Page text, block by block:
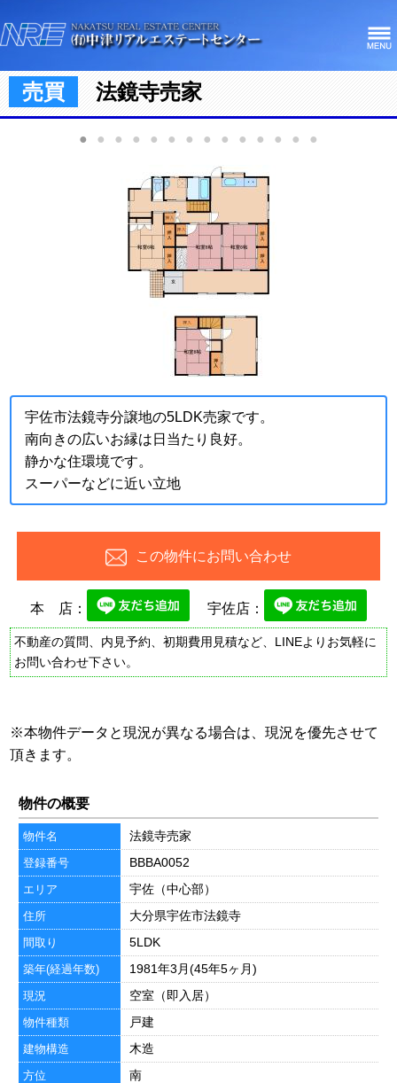
売買 法鏡寺売家
● ● ● ● ● ● ● ● ● ● ● ● ● ●
宇佐市法鏡寺分譲地の5LDK売家です。
南向きの広いお縁は日当たり良好。
静かな住環境です。
スーパーなどに近い立地
この物件にお問い合わせ
本 店： 宇佐店：
不動産の質問、内見予約、初期費用見積など、LINEよりお気軽に
お問い合わせ下さい。
※本物件データと現況が異なる場合は、現況を優先させて
頂きます。
物件の概要
物件名 法鏡寺売家
登録番号 BBBA0052
エリア 宇佐（中心部）
住所 大分県宇佐市法鏡寺
間取り 5LDK
築年(経過年数) 1981年3月(45年5ヶ月)
現況 空室（即入居）
物件種類 戸建
建物構造 木造
方位 南